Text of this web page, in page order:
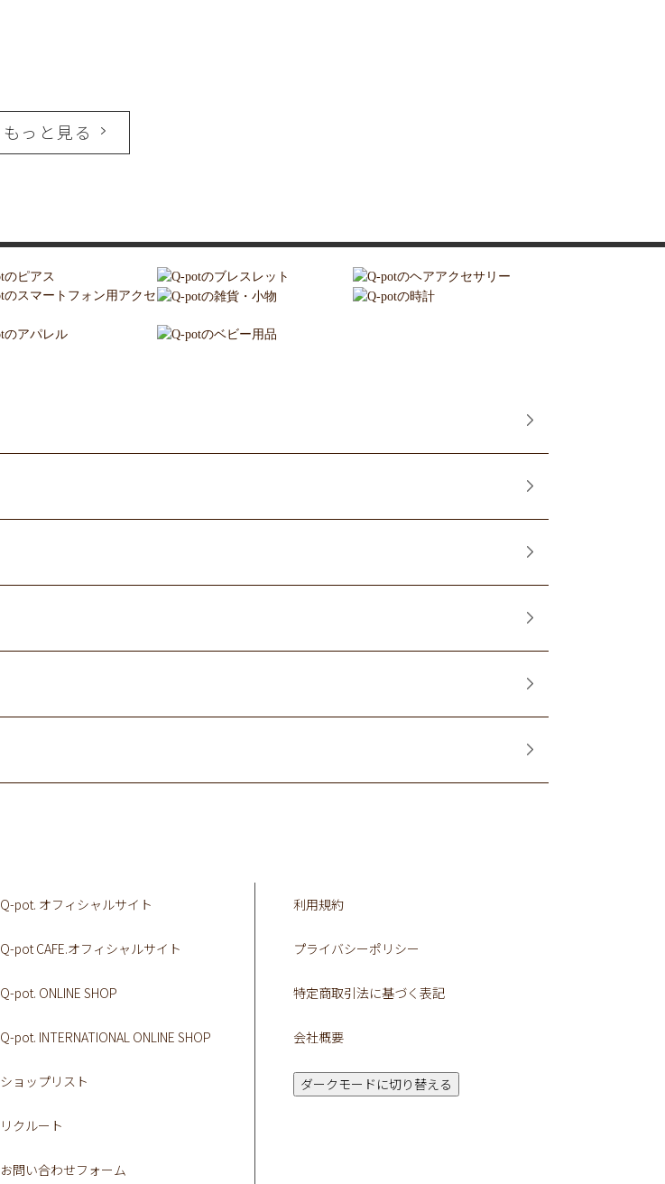
もっと見る
Q-pot. オフィシャルサイト
Q-pot CAFE.オフィシャルサイト
Q-pot. ONLINE SHOP
Q-pot. INTERNATIONAL ONLINE SHOP
ショップリスト
リクルート
お問い合わせフォーム
利用規約
プライバシーポリシー
特定商取引法に基づく表記
会社概要
ダークモードに切り替える